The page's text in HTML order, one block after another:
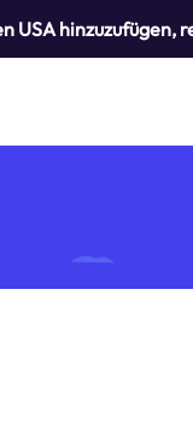
USA hinzuzufügen,